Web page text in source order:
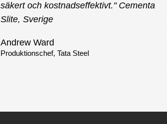
säkert och kostnadseffektivt." Cementa
Slite, Sverige
Andrew Ward
Produktionschef, Tata Steel